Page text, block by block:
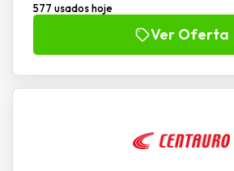
577 usados hoje
Ver Oferta